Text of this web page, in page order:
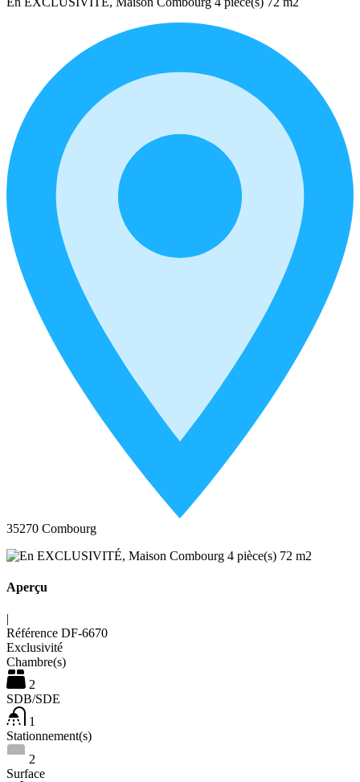
35270 Combourg
Aperçu
|
Référence DF-6670
Exclusivité
Chambre(s)
2
SDB/SDE
1
Stationnement(s)
2
Surface